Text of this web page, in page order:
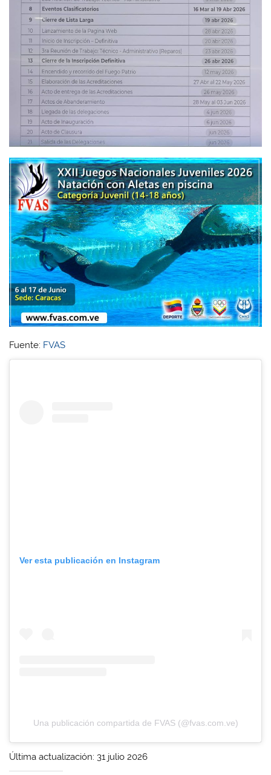
Fuente: FVAS
Ver esta publicación en Instagram
Una publicación compartida de FVAS (@fvas.com.ve)
Última actualización: 31 julio 2026